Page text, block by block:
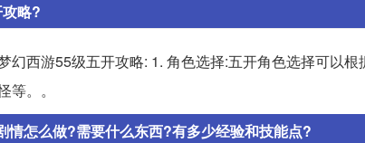
略?
幻西游55级五开攻略: 1. 角色选择:五开角色选择可以
。。
情怎么做?需要什么东西?有多少经验和技能点?